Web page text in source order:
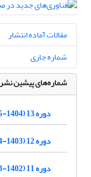
مقالات آماده انتشار
شماره جاری
شماره‌های پیشین
دوره 13 (1404-1405)
دوره 12 (1403-1404)
دوره 11 (1402-1403)